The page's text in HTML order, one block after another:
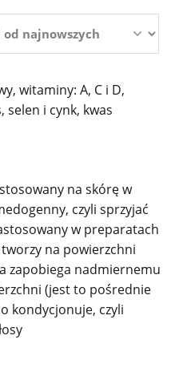
witaminy: A, C i D,
i cynk, kwas
na skórę w
czyli sprzyjać
w preparatach
na powierzchni
zapobiega nadmiernemu
(jest to pośrednie
kondycjonuje, czyli